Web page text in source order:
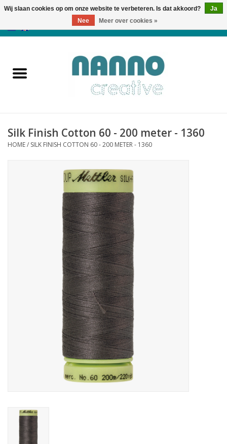
Producten
Nieuws
Silk Finish Cotton 60 - 200 meter - 1360
HOME/ SILK FINISH COTTON 60 - 200 METER - 1360
Wij slaan cookies op om onze website te verbeteren. Is dat akkoord?
Ja
Nee
Meer over cookies »